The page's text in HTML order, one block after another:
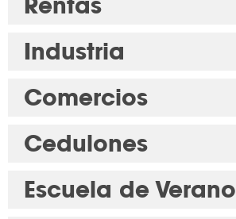
Industria
Comercios
Cedulones
Escuela de Verano